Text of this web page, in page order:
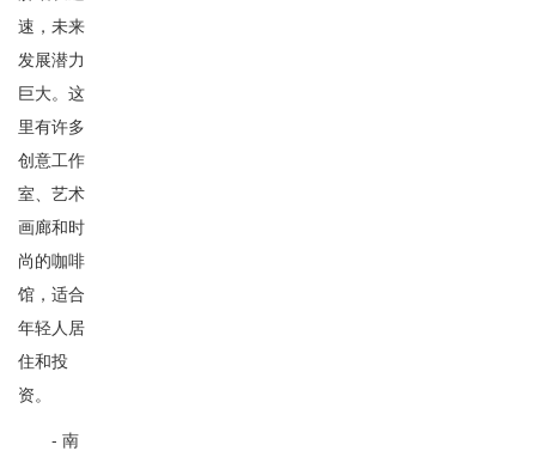
速，未来
发展潜力
巨大。这
里有许多
创意工作
室、艺术
画廊和时
尚的咖啡
馆，适合
年轻人居
住和投
资。
- 南